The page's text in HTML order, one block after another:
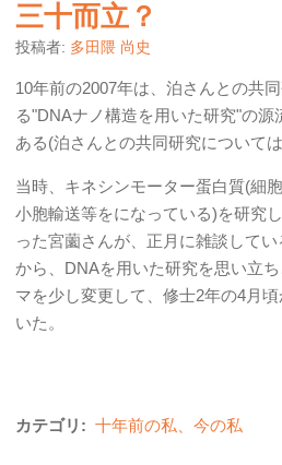
三十而立？
投稿者: 多田隈 尚史
10年前の2007年は、泊さんとの共
る"DNAナノ構造を用いた研究"の
ある(泊さんとの共同研究については
当時、キネシンモーター蛋白質(細
小胞輸送等をになっている)を研究
った宮薗さんが、正月に雑談して
から、DNAを用いた研究を思い立
マを少し変更して、修士2年の4月
いた。
カテゴリ: 十年前の私、今の私